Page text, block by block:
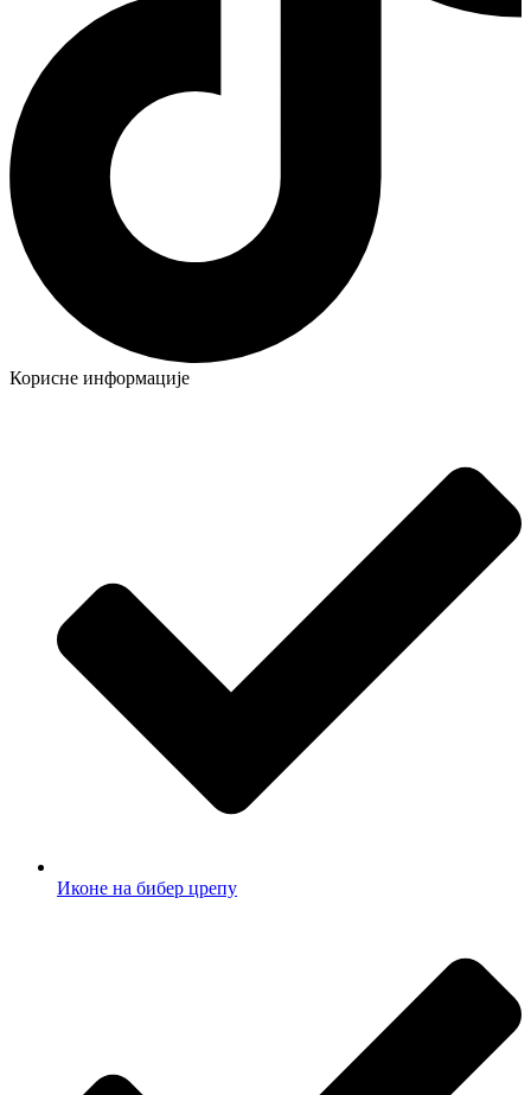
Корисне информације
Иконе на бибер црепу